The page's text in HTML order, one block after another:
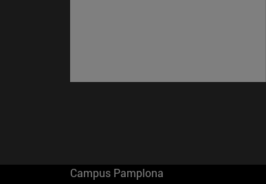
Campus Pamplona